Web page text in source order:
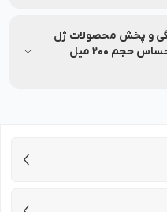
و پخش محصولات ژل
شستشوی مناسب پوست خشک و حساس حجم 200 میل